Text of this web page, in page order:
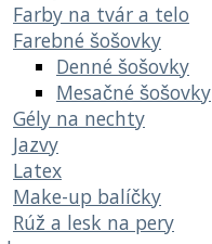
Farby na tvár a telo
Farebné šošovky
Denné šošovky
Mesačné šošovky
Gély na nechty
Jazvy
Latex
Make-up balíčky
Rúž a lesk na pery